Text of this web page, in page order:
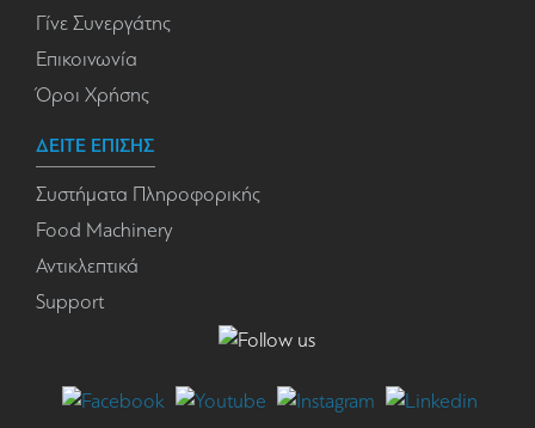
Γίνε Συνεργάτης
Επικοινωνία
Όροι Χρήσης
ΔΕΙΤΕ ΕΠΙΣΗΣ
Συστήματα Πληροφορικής
Food Machinery
Αντικλεπτικά
Support